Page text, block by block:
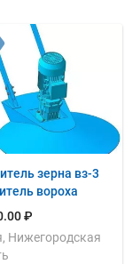
зерна вз-3
вороха
₽
Нижегородская